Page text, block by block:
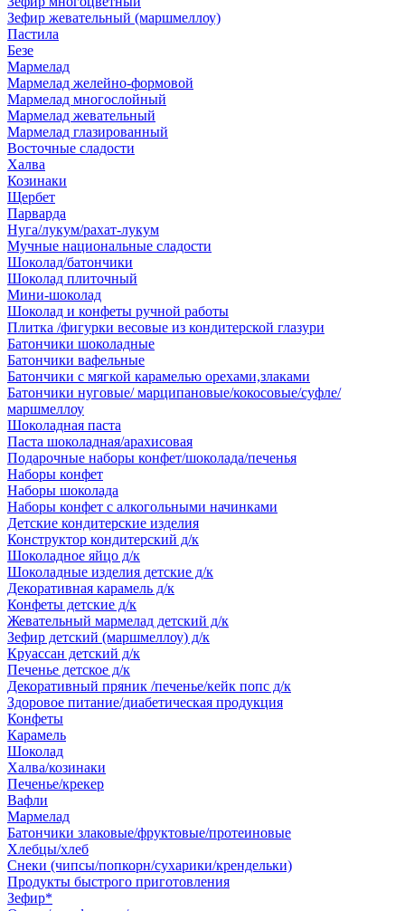
Зефир жевательный (маршмеллоу)
Пастила
Безе
Мармелад
Мармелад желейно-формовой
Мармелад многослойный
Мармелад жевательный
Мармелад глазированный
Восточные сладости
Халва
Козинаки
Щербет
Парварда
Нуга/лукум/рахат-лукум
Мучные национальные сладости
Шоколад/батончики
Шоколад плиточный
Мини-шоколад
Шоколад и конфеты ручной работы
Плитка /фигурки весовые из кондитерской глазури
Батончики шоколадные
Батончики вафельные
Батончики с мягкой карамелью орехами,злаками
Батончики нуговые/ марципановые/кокосовые/суфле/
маршмеллоу
Шоколадная паста
Паста шоколадная/арахисовая
Подарочные наборы конфет/шоколада/печенья
Наборы конфет
Наборы шоколада
Наборы конфет с алкогольными начинками
Детские кондитерские изделия
Конструктор кондитерский д/к
Шоколадное яйцо д/к
Шоколадные изделия детские д/к
Декоративная карамель д/к
Конфеты детские д/к
Жевательный мармелад детский д/к
Зефир детский (маршмеллоу) д/к
Круассан детский д/к
Печенье детское д/к
Декоративный пряник /печенье/кейк попс д/к
Здоровое питание/диабетическая продукция
Конфеты
Карамель
Шоколад
Халва/козинаки
Печенье/крекер
Вафли
Мармелад
Батончики злаковые/фруктовые/протеиновые
Хлебцы/хлеб
Снеки (чипсы/попкорн/сухарики/крендельки)
Продукты быстрого приготовления
Зефир*